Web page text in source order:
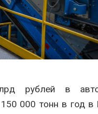
рублей в
000 тонн в год в
вновь
140
полтора раза
Авг 7, 2026